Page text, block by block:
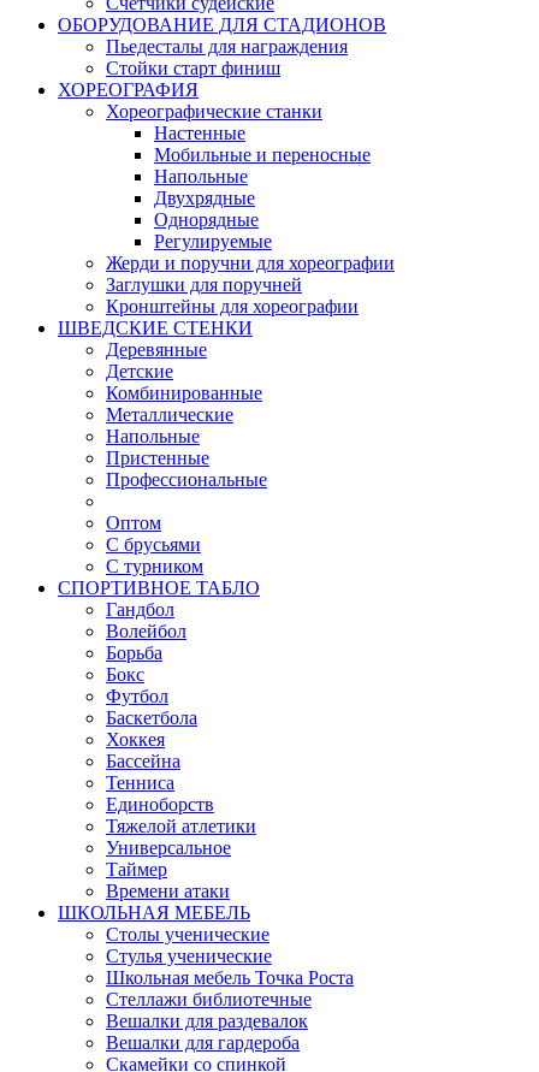
ОБОРУДОВАНИЕ ДЛЯ СТАДИОНОВ
Пьедесталы для награждения
Стойки старт финиш
ХОРЕОГРАФИЯ
Хореографические станки
Настенные
Мобильные и переносные
Напольные
Двухрядные
Однорядные
Регулируемые
Жерди и поручни для хореографии
Заглушки для поручней
Кронштейны для хореографии
ШВЕДСКИЕ СТЕНКИ
Деревянные
Детские
Комбинированные
Металлические
Напольные
Пристенные
Профессиональные
Оптом
С брусьями
С турником
СПОРТИВНОЕ ТАБЛО
Гандбол
Волейбол
Борьба
Бокс
Футбол
Баскетбола
Хоккея
Бассейна
Тенниса
Единоборств
Тяжелой атлетики
Универсальное
Таймер
Времени атаки
ШКОЛЬНАЯ МЕБЕЛЬ
Столы ученические
Стулья ученические
Школьная мебель Точка Роста
Стеллажи библиотечные
Вешалки для раздевалок
Вешалки для гардероба
Скамейки со спинкой